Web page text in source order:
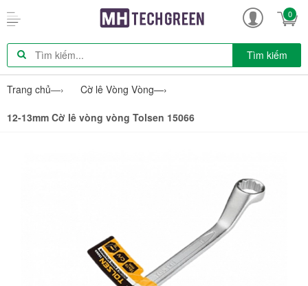
0
Tìm kiếm
Trang chủ—› Cờ lê Vòng Vòng—›
12-13mm Cờ lê vòng vòng Tolsen 15066